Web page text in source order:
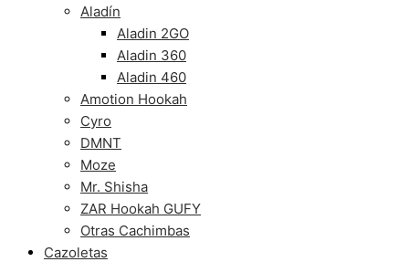
Aladín
Aladin 2GO
Aladin 360
Aladin 460
Amotion Hookah
Cyro
DMNT
Moze
Mr. Shisha
ZAR Hookah GUFY
Otras Cachimbas
Cazoletas